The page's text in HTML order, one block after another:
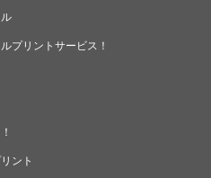
プリントサービス！
ント